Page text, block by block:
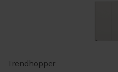
Trendhopper